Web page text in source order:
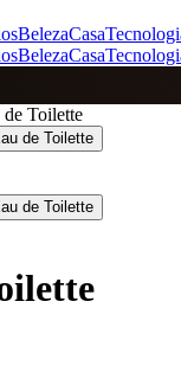
BelezaCasa
BelezaCasa
Toilette